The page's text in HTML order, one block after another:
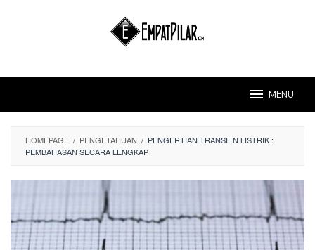
MENU
HOMEPAGE / PENGETAHUAN / PENGERTIAN TRANSIEN LISTRIK :
PEMBAHASAN SECARA LENGKAP